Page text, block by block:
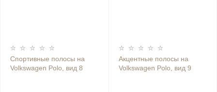
Спортивные полосы на
Volkswagen Polo, вид 8
Акцентные полосы на
Volkswagen Polo, вид 9